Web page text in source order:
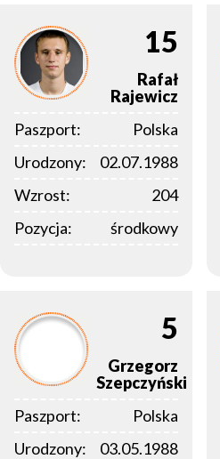
15
Rafał
Rajewicz
Paszport:
Polska
Urodzony:
02.07.1988
Wzrost:
204
Pozycja:
środkowy
5
Grzegorz
Szepczyński
Paszport:
Polska
Urodzony:
03.05.1988